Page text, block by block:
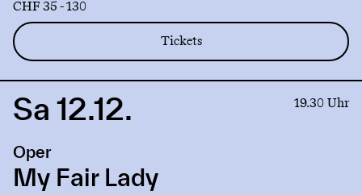
CHF 35 - 130
Tickets
Link
My
Fair
Lady
Sa 12.12. 19.30 Uhr
Oper
My Fair Lady